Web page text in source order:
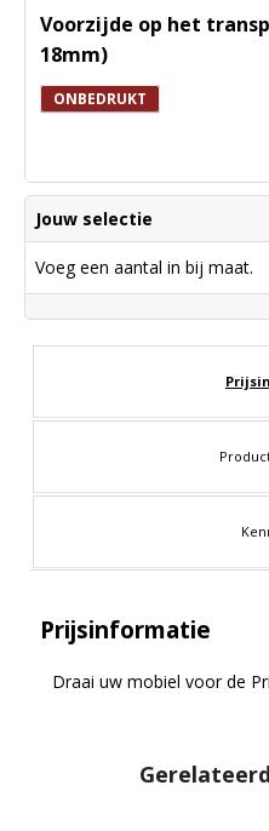
Voorzijde op het
18mm)
ONBEDRUKT
Jouw selectie
Voeg een aantal in bij maat.
Prijsinformatie
Draai uw mobiel voor de